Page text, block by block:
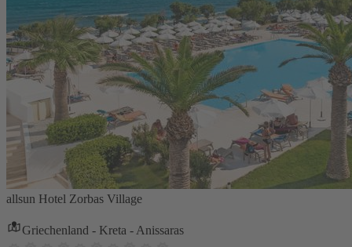
allsun Hotel Zorbas Village
Griechenland - Kreta - Anissaras